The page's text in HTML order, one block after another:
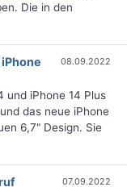
Die in den
08.09.2022
und iPhone 14 Plus
das neue iPhone
6,7" Design. Sie
07.09.2022